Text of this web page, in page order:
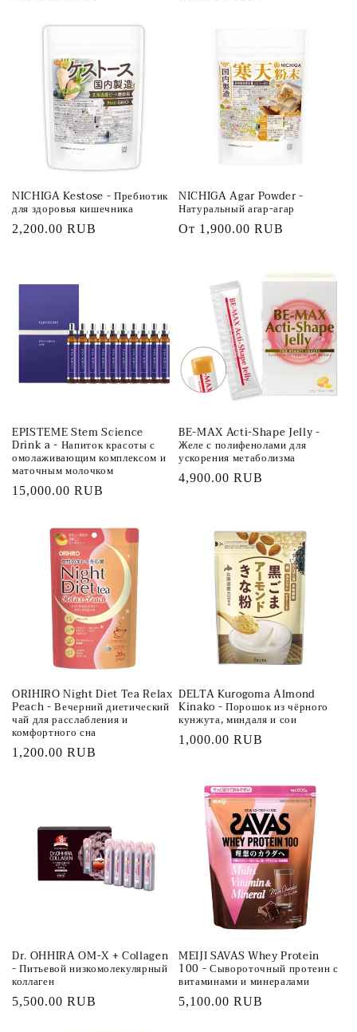
NICHIGA Kestose - Пребиотик
для здоровья кишечника
Обычная
2,200.00 RUB
NICHIGA Agar Powder -
Натуральный агар-агар
Обычная
От 1,900.00 RUB
EPISTEME Stem Science
Drink a - Напиток красоты с
омолаживающим комплексом и
маточным молочком
Обычная
15,000.00 RUB
BE-MAX Acti-Shape Jelly -
Желе с полифенолами для
ускорения метаболизма
Обычная
4,900.00 RUB
ORIHIRO Night Diet Tea Relax
Peach - Вечерний диетический
чай для расслабления и
комфортного сна
Обычная
1,200.00 RUB
DELTA Kurogoma Almond
Kinako - Порошок из чёрного
кунжута, миндаля и сои
Обычная
1,000.00 RUB
Dr. OHHIRA OM-X + Collagen
- Питьевой низкомолекулярный
коллаген
Обычная
5,500.00 RUB
MEIJI SAVAS Whey Protein
100 - Сывороточный протеин с
витаминами и минералами
Обычная
5,100.00 RUB